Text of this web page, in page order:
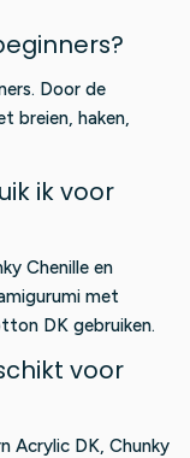
Door de
breien, haken,
ik voor
Chenille en
met
DK gebruiken.
voor
Acrylic DK, Chunky